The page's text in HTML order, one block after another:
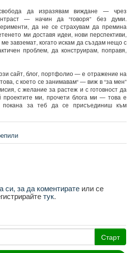
да изразявам виждане — чрез
— начин да “говоря” без думи.
да не се страхувам да премина
ми доставя идеи, нови перспективи,
завземат, когато искам да създам нещо с
проблем, да конструирам, поправя,
сайт, блог, портфолио — е отражение на
с което се занимавам“ — виж в “за мен”
с желание за растеж и с готовност да
проектите ми, прочети блога ми — това е
за теб да се присъединиш към
си, за да коментиратеили се
тук.
Старт